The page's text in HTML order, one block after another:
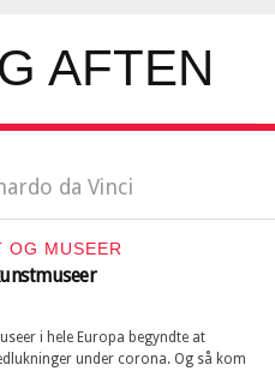
da Vinci
OG MUSEER
i hele Europa begyndte at
under corona. Og så kom